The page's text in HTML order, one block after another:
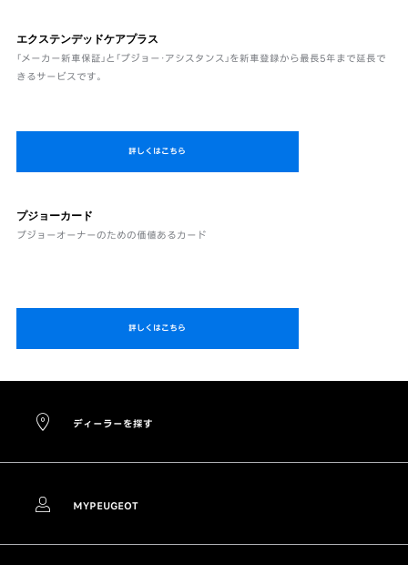
エクステンデッドケアプラス
｢メーカー新車保証｣と｢プジョー･アシスタンス｣を新車登録から最長5年まで延長で
きるサービスです。
詳しくはこちら
プジョーカード
プジョーオーナーのための価値あるカード
詳しくはこちら
ディーラーを探す
MYPEUGEOT